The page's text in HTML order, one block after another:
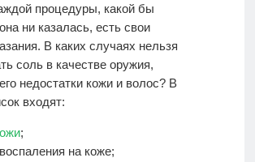
процедуры, какой бы
ни казалась, есть свои
В каких случаях нельзя
соль в качестве оружия,
недостатки кожи и волос? В
входят:
;
на коже;